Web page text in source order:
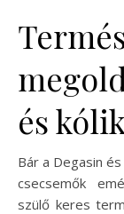
és
Bár a Degasin
csecsemők
szülő keres